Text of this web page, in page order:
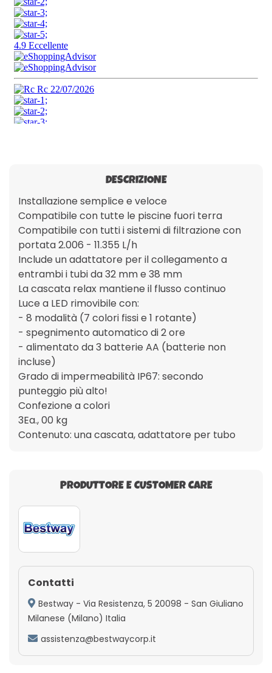
DESCRIZIONE
Installazione semplice e veloce
Compatibile con tutte le piscine fuori terra
Compatibile con tutti i sistemi di filtrazione con
portata 2.006 - 11.355 L/h
Include un adattatore per il collegamento a
entrambi i tubi da 32 mm e 38 mm
La cascata relax mantiene il flusso continuo
Luce a LED rimovibile con:
- 8 modalità (7 colori fissi e 1 rotante)
- spegnimento automatico di 2 ore
- alimentato da 3 batterie AA (batterie non
incluse)
Grado di impermeabilità IP67: secondo
punteggio più alto!
Confezione a colori
3Ea., 00 kg
Contenuto: una cascata, adattatore per tubo
PRODUTTORE E CUSTOMER CARE
Contatti
Bestway - Via Resistenza, 5 20098 - San Giuliano
Milanese (Milano) Italia
assistenza@bestwaycorp.it